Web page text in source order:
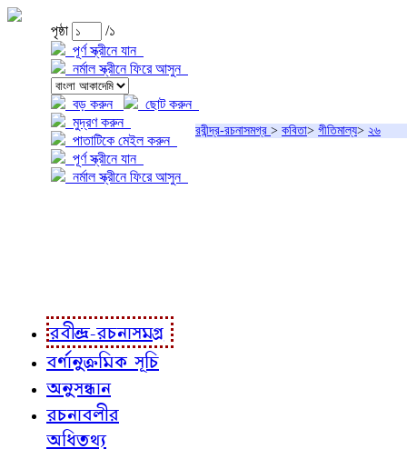
পৃষ্ঠা
/১
পূর্ণ স্ক্রীনে যান
নর্মাল স্ক্রীনে ফিরে আসুন
বড় করুন
ছোট করুন
মুদ্রণ করুন
পাতাটিকে মেইল করুন
পূর্ণ স্ক্রীনে যান
নর্মাল স্ক্রীনে ফিরে আসুন
রবীন্দ্র-রচনাসমগ্র > কবিতা> গীতিমাল্য> ২৬
রবীন্দ্র-রচনাসমগ্র
বর্ণানুক্রমিক সূচি
অনুসন্ধান
রচনাবলীর
অধিতথ্য